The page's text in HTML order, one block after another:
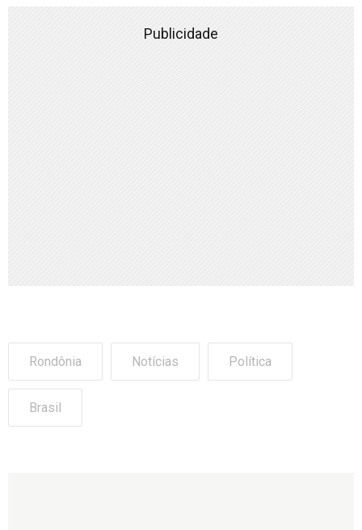
Publicidade
Rondônia Notícias Política
Brasil